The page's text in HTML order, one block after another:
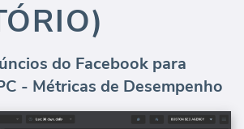
do Facebook para
- Métricas de Desempenho